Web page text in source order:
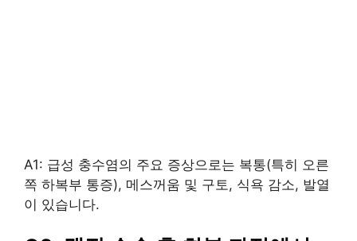
A1: 급성 충수염의 주요 증상으로는 복통(특히 오른
쪽 하복부 통증), 메스꺼움 및 구토, 식욕 감소, 발열
이 있습니다.